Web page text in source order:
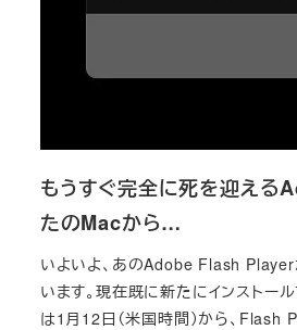
もうすぐ完全に死を迎え
たのMacから…
いよいよ、あのAdobe Flash
います。現在既に新たにインストー
は1月12日（米国時間）から、Flash